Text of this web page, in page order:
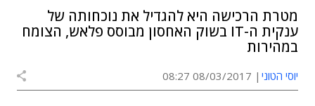
מטרת הרכישה היא להגדיל את נוכחותה של
ענקית ה-IT בשוק האחסון מבוסס פלאש, הצומח
במהירות
יוסי הטוני 08/03/2017 08:27